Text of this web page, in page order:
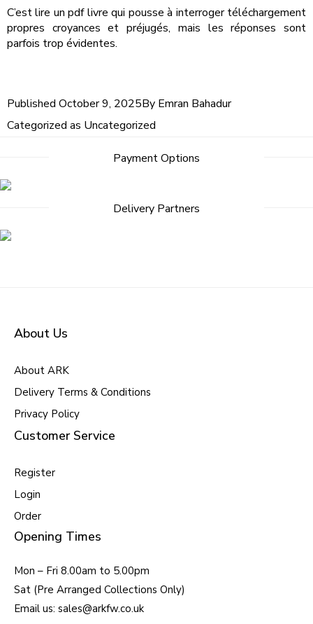
C’est lire un pdf livre qui pousse à interroger téléchargement
propres croyances et préjugés, mais les réponses sont
parfois trop évidentes.
Published October 9, 2025By Emran Bahadur
Categorized as Uncategorized
Payment Options
Delivery Partners
About Us
About ARK
Delivery Terms & Conditions
Privacy Policy
Customer Service
Register
Login
Order
Opening Times
Mon – Fri 8.00am to 5.00pm
Sat (Pre Arranged Collections Only)
Email us: sales@arkfw.co.uk